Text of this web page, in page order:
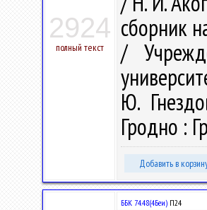
2924
полный текст
сборник
/
Ю.
Гродно :
Добавить в
ББК 74.48(4Беи) П24